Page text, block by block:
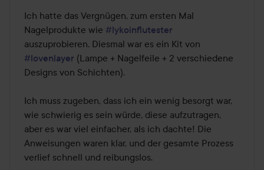
5
Ich hatte das Vergnügen, zum ersten Mal
Nagelprodukte wie #lykoinflutester
#lovenlayer (Lampe + Nagelfeile + 2 verschiedene
Designs von Schichten).
Ich muss zugeben, dass ich ein wenig besorgt war,
wie schwierig es sein würde, diese aufzutragen,
aber es war viel einfacher, als ich dachte! Die
Anweisungen waren klar, und der gesamte Prozess
verlief schnell und reibungslos.